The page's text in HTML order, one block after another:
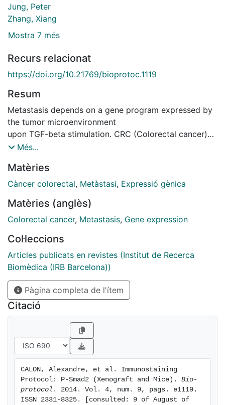
Jung, Peter
Zhang, Xiang
Mostra 7 més
Recurs relacionat
https://doi.org/10.21769/bioprotoc.1119
Resum
Metastasis depends on a gene program expressed by
the tumor microenvironment
upon TGF-beta stimulation. CRC (Colorectal cancer)
cell lines did not induce robust stromal TGF-
shown by lack of p- SMAD2 accumulation in
tumor-associated stromal cells. To enforce high TGF-
CRC cell lines to secrete active TGF-beta.
Subcutaneous tumors obtained from HT29-M6TGF-β,
abundant p-SMAD2+ stromal cells.
Més...
Matèries
Càncer colorectal, Metàstasi, Expressió gènica
Matèries (anglès)
Colorectal cancer, Metastasis, Gene expression
Col·leccions
Articles publicats en revistes (Institut de Recerca
Biomèdica (IRB Barcelona))
Pàgina completa de l'ítem
Citació
CALON, Alexandre, et al. Immunostaining
Protocol: P-Smad2 (Xenograft and Mice). Bio-
protocol . 2014. Vol. 4, num. 9, pags. e1119.
ISSN 2331-8325. [consulted: 9 of August of